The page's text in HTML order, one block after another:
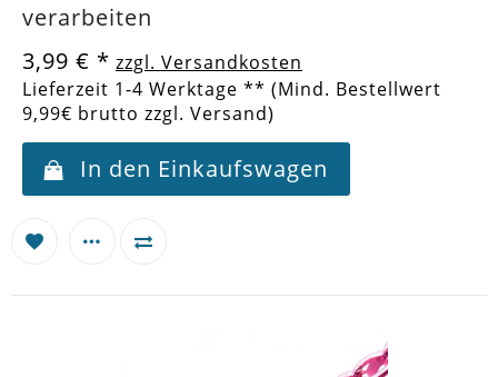
verarbeiten
3,99 € * zzgl. Versandkosten
Lieferzeit 1-4 Werktage ** (Mind. Bestellwert
9,99€ brutto zzgl. Versand)
In den Einkaufswagen